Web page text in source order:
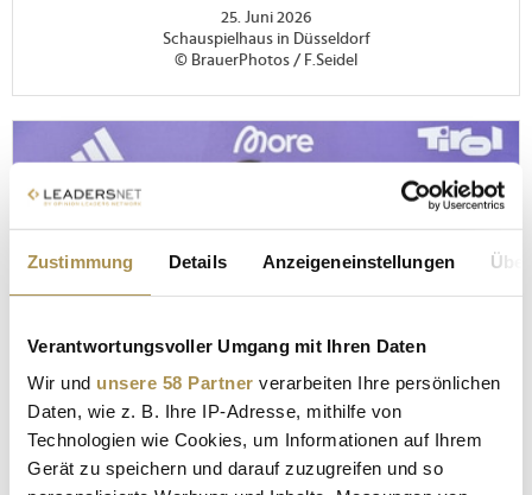
Zustimmung Details Anzeigeneinstellungen
Verantwortungsvoller Umgang mit Ihren Daten
Wir und unsere 58 Partner verarbeiten Ihre persönlichen
Daten, wie z. B. Ihre IP-Adresse, mithilfe von
Technologien wie Cookies, um Informationen auf Ihrem
Gerät zu speichern und darauf zuzugreifen und so
25. Juni 2026
Schauspielhaus in Düsseldorf
© BrauerPhotos / F.Seidel
FOTOS DER VERANSTALTUNG